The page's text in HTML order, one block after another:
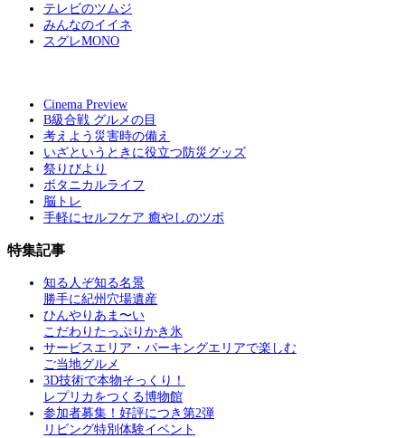
テレビのツムジ
みんなのイイネ
スグレMONO
Cinema Preview
B級合戦 グルメの目
考えよう災害時の備え
いざというときに役立つ防災グッズ
祭りびより
ボタニカルライフ
脳トレ
手軽にセルフケア 癒やしのツボ
特集記事
知る人ぞ知る名景
勝手に紀州穴場遺産
ひんやりあま〜い
こだわりたっぷりかき氷
サービスエリア・パーキングエリアで楽しむ
ご当地グルメ
3D技術で本物そっくり！
レプリカをつくる博物館
参加者募集！好評につき第2弾
リビング特別体験イベント